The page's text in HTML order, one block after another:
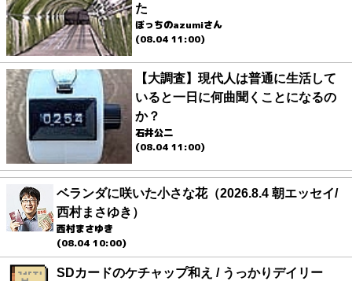
た
ぼっちのazumiさん
(08.04 11:00)
【大調査】現代人は普通に生活して
いると一日に何曲聞くことになるの
か？
石井公二
(08.04 11:00)
ベランダに咲いた小さな花（2026.8.4 朝エッセイ/
西村まさゆき）
西村まさゆき
(08.04 10:00)
SDカードのケチャップ和え / うっかりデイリー